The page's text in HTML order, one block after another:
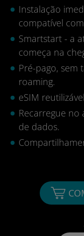
Instalação
compatível
Smartstart - a
começa na
Pré-pago, sem
roaming.
eSIM
Recarregue no
de dados.